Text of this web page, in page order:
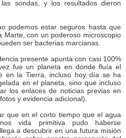
sondas, y los resultados dieron
podemos estar seguros hasta que
Marte, con un poderoso microscopio
ser bacterias marcianas.
presente apunta con casi 100%
fue un planeta en donde fluía el
en la Tierra, incluso hoy día se ha
en el planeta, sino que incluso
los enlaces de noticias previas en
y evidencia adicional).
que en el corto tiempo que el agua
vida primitiva pudo haberse
a descubrir en una futura misión